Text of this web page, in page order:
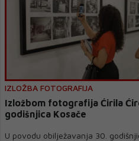
IZLOŽBA FOTOGRAFIJA
Izložbom fotografija Ćirila
godišnjica Kosače
U povodu obilježavanja 30.